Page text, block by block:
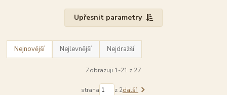
Upřesnit parametry
Nejnovější Nejlevnější Nejdražší
Zobrazuji 1-21 z 27
strana z 2další